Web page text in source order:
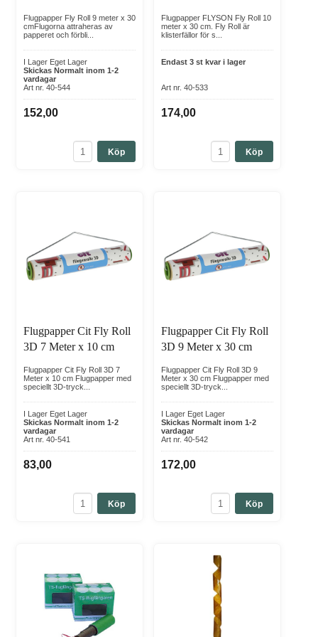
Möss och råttor kan förorsaka allvarliga skador och
kontaminera foder. Vi erbjuder professionella
skadedjursprodukter från Mjölner och Silverline, inklusive
mekaniska fällor och elektroniska avskräckare. Råttfällor med
hög precision och ultraljudsavskräckare skapar en
ett gnagarfritt lantbruk.
Sniglar kan snabbt skada odlingar och grödor. Med Natural
Control Snigelfälla och Natural Control Bete erbjuds en
Flugpapper Fly Roll 9 meter x 30
cmFlugorna attraheras av
papperet och förbli...
I Lager Eget Lager
Skickas Normalt inom 1-2
vardagar
Art nr. 40-544
152,00
Köp
Flugpapper FLYSON Fly Roll 10
meter x 30 cm. Fly Roll är
klisterfällor för s...
Endast 3 st kvar i lager
Art nr. 40-533
174,00
Köp
Flugpapper Cit Fly Roll
3D 7 Meter x 10 cm
Flugpapper Cit Fly Roll 3D 7
Meter x 10 cm Flugpapper med
speciellt 3D-tryck...
I Lager Eget Lager
Skickas Normalt inom 1-2
vardagar
Art nr. 40-541
83,00
Köp
Flugpapper Cit Fly Roll
3D 9 Meter x 30 cm
Flugpapper Cit Fly Roll 3D 9
Meter x 30 cm Flugpapper med
speciellt 3D-tryck...
I Lager Eget Lager
Skickas Normalt inom 1-2
vardagar
Art nr. 40-542
172,00
Köp